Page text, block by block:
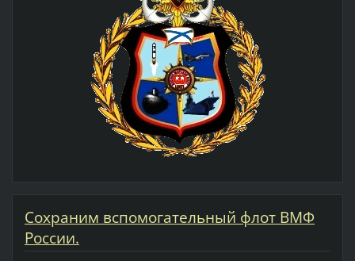
Cохраним вспомогательный флот ВМФ
России.